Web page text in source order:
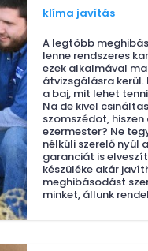
klíma javítás
A legtöbb
lenne rendszeres
ezek alkalmával
átvizsgálásra
a baj, mit lehet
Na de kivel
szomszédot,
ezermester? Ne
nélküli szerelő nyúl
garanciát is
készüléke akár
meghibásodást
minket, állunk